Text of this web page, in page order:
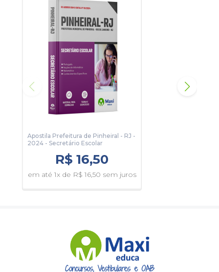
algumas páginas da apostila.
Apostila Prefeitura de Pinheiral - RJ -
2024 - Secretário Escolar
R$ 16,50
em até 1x de R$ 16,50 sem juros